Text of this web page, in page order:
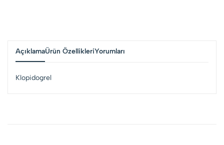
AçıklamaÜrün ÖzellikleriYorumları
Klopidogrel